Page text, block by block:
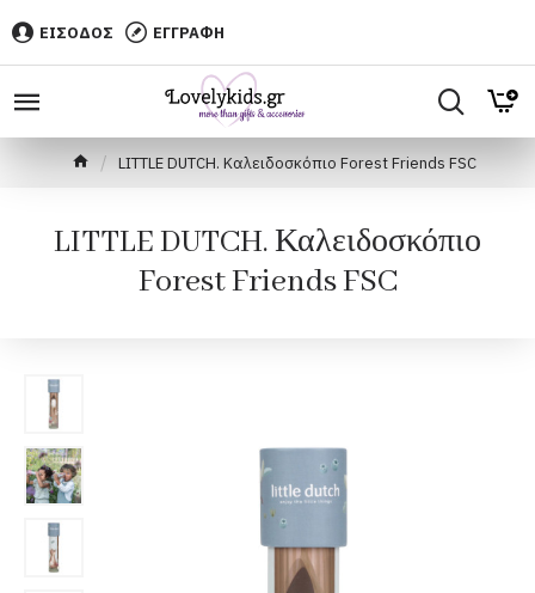
ΕΙΣΟΔΟΣ ΕΓΓΡΑΦΗ
LITTLE DUTCH. Καλειδοσκόπιο Forest Friends FSC
LITTLE DUTCH. Καλειδοσκόπιο
Forest Friends FSC